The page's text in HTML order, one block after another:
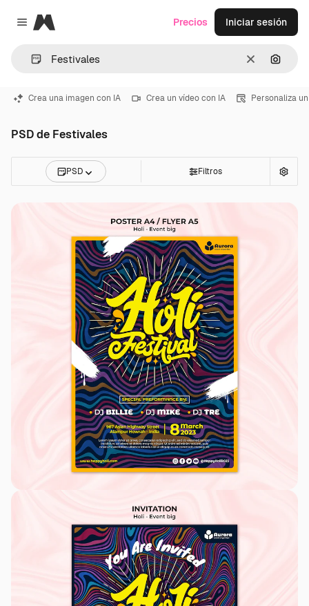
Close menu
Magnific
Borrar
Precios Iniciar sesión
Crea una imagen con IA Crea un vídeo con IA Personaliza
PSD de Festivales
PSD Filtros